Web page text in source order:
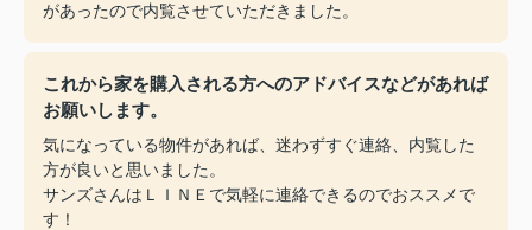
があったので内覧させていただきました。
これから家を購入される方へのアドバイスなどがあれば
お願いします。
気になっている物件があれば、迷わずすぐ連絡、内覧した
方が良いと思いました。
サンズさんはＬＩＮＥで気軽に連絡できるのでおススメで
す！